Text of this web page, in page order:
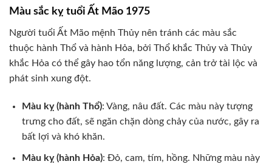
Màu sắc kỵ tuổi Ất Mão 1975
Người tuổi Ất Mão mệnh Thủy nên tránh các màu sắc
thuộc hành Thổ và hành Hỏa, bởi Thổ khắc Thủy và Thủy
khắc Hỏa có thể gây hao tổn năng lượng, cản trở tài lộc và
phát sinh xung đột.
Màu kỵ (hành Thổ): Vàng, nâu đất. Các màu này tượng
trưng cho đất, sẽ ngăn chặn dòng chảy của nước, gây ra
bất lợi và khó khăn.
Màu kỵ (hành Hỏa): Đỏ, cam, tím, hồng. Những màu này